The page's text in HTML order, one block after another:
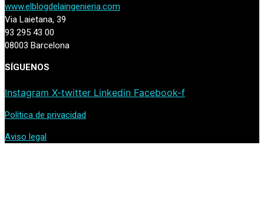
www.elblogdelaingenieria.com
Via Laietana, 39
93 295 43 00
08003 Barcelona
SÍGUENOS
Instagram X-twitter Linkedin Facebook-f
Política de privacidad
Aviso legal